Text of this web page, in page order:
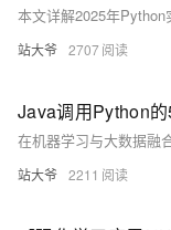
站大爷 2707
站大爷 2211